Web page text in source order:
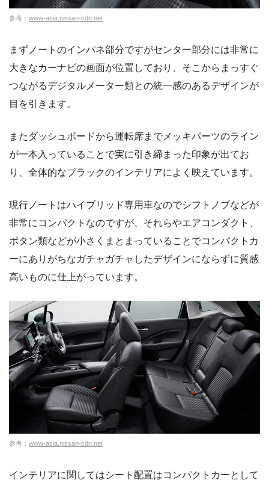
参考： www-asia.nissan-cdn.net
まずノートのインパネ部分ですがセンター部分には非常に
大きなカーナビの画面が位置しており、そこからまっすぐ
つながるデジタルメーター類との統一感のあるデザインが
目を引きます。
またダッシュボードから運転席までメッキパーツのライン
が一本入っていることで実に引き締まった印象が出てお
り、全体的なブラックのインテリアによく映えています。
現行ノートはハイブリッド専用車なのでシフトノブなどが
非常にコンパクトなのですが、それらやエアコンダクト、
ボタン類などが小さくまとまっていることでコンパクトカ
ーにありがちなガチャガチャしたデザインにならずに質感
高いものに仕上がっています。
参考： www-asia.nissan-cdn.net
インテリアに関してはシート配置はコンパクトカーとして